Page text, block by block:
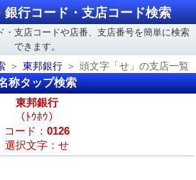
銀行コード・支店コード検索
・支店コードや店番、支店番号を簡単に検索
できます。
東邦銀行 頭文字「せ」の支店一覧
称タップ検索
東邦銀行
（ﾄｳﾎｳ）
コード： 0126
選択文字：せ